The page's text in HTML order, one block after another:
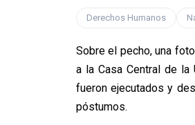
Derechos Humanos
Sobre el pecho, una
a la Casa Central de
fueron ejecutados y
póstumos.